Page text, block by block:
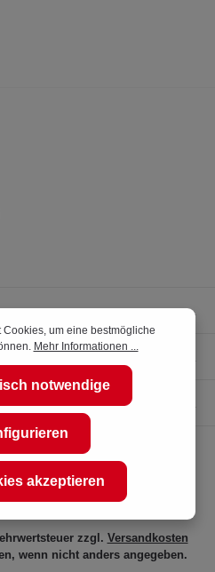
zzgl. Versandkosten
wenn nicht anders angegeben.
um eine bestmögliche
Mehr Informationen ...
notwendige
akzeptieren